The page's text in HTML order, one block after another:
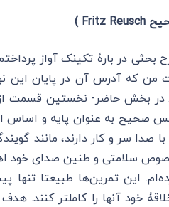
Fritz Reusch
)
به طرح بحثی در بارۀ تکینک
من که آدرس آن در پایان این
در بخش حاضر- نخستین قسمت
صحیح به عنوان پایه و اساس
سر و کار دارند، مانند
سلامتی و طنین صدای خود
این تمرین‌ها طبیعتا تنها
خود آنها را کاملتر کنند.